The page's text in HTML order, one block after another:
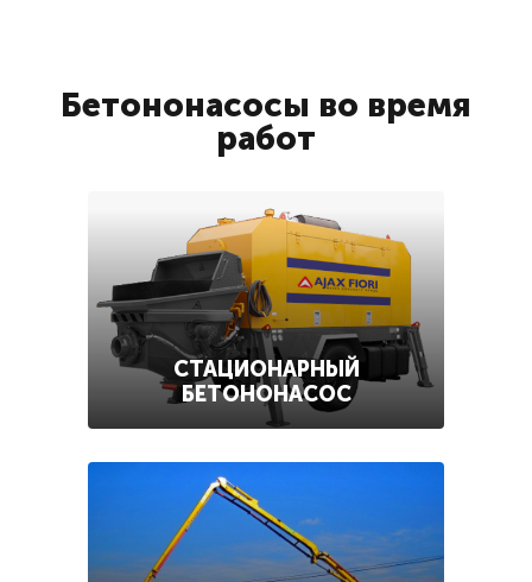
Бетононасосы во время
работ
СТАЦИОНАРНЫЙ
БЕТОНОНАСОС